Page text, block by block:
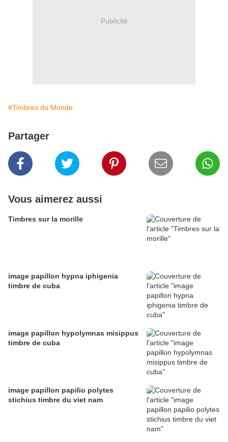
Publicité
#Timbres du Monde
Partager
Vous aimerez aussi
Timbres sur la morille
image papillon hypna iphigenia
timbre de cuba
image papillon hypolymnas misippus
timbre de cuba
image papillon papilio polytes
stichius timbre du viet nam